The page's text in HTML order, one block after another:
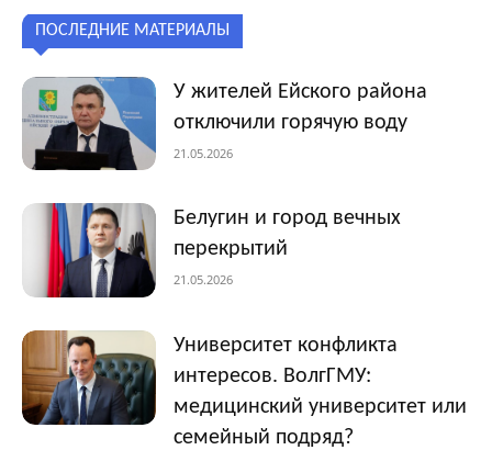
ПОСЛЕДНИЕ МАТЕРИАЛЫ
У жителей Ейского района
отключили горячую воду
21.05.2026
Белугин и город вечных
перекрытий
21.05.2026
Университет конфликта
интересов. ВолгГМУ:
медицинский университет или
семейный подряд?